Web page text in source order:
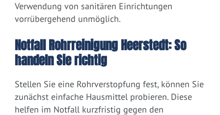
Verwendung von sanitären Einrichtungen
vorrübergehend unmöglich.
Notfall Rohrreinigung Heerstedt: So
handeln Sie richtig
Stellen Sie eine Rohrverstopfung fest, können Sie
zunächst einfache Hausmittel probieren. Diese
helfen im Notfall kurzfristig gegen den